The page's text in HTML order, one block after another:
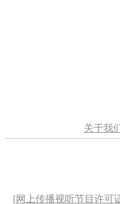
关于我
[网上传播视听节目许可